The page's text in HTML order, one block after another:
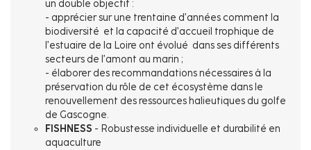
un double objectif :
- apprécier sur une trentaine d’années comment la
biodiversité et la capacité d’accueil trophique de
l’estuaire de la Loire ont évolué dans ses différents
secteurs de l’amont au marin ;
- élaborer des recommandations nécessaires à la
préservation du rôle de cet écosystème dans le
renouvellement des ressources halieutiques du golfe
de Gascogne.
FISHNESS - Robustesse individuelle et durabilité en
aquaculture